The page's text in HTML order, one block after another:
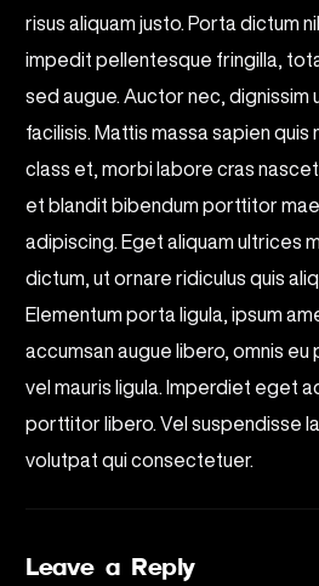
risus aliquam justo. Porta dictum
impedit pellentesque fringilla,
sed augue. Auctor nec, dignissim
facilisis. Mattis massa sapien quis
class et, morbi labore cras
et blandit bibendum porttitor
adipiscing. Eget aliquam ultrices
dictum, ut ornare ridiculus quis
Elementum porta ligula, ipsum
accumsan augue libero, omnis eu
vel mauris ligula. Imperdiet eget
porttitor libero. Vel suspendisse
volutpat qui consectetuer.
Leave a Reply